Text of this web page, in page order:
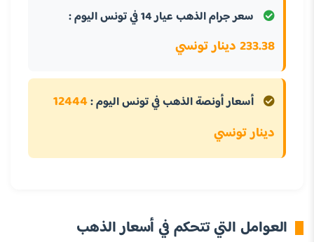
سعر جرام الذهب عيار 14 في تونس اليوم :
233.38 دينار تونسي
أسعار أونصة الذهب في تونس اليوم :12444
دينار تونسي
العوامل التي تتحكم في أسعار الذهب